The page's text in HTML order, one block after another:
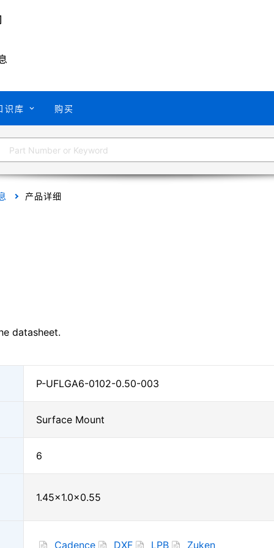
识库 购买
产品详细
datasheet.
P-UFLGA6-0102-0.50-003
Surface Mount
6
1.45×1.0×0.55
Cadence DXF LPB Zuken